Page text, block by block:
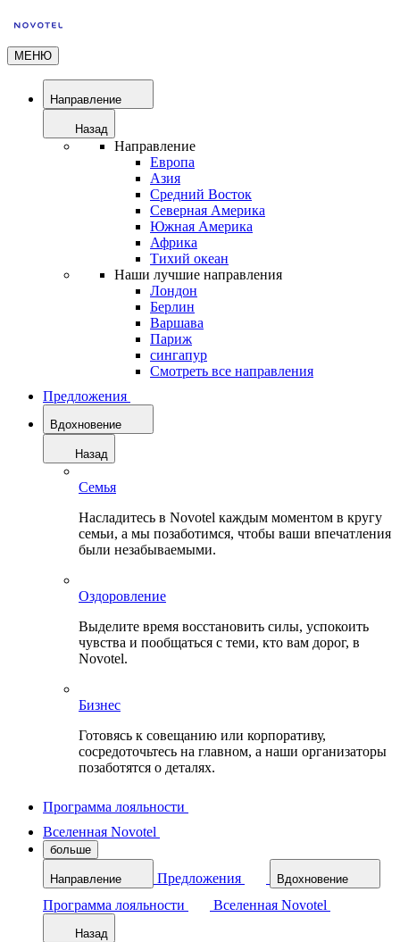
МЕНЮ
Направление
Назад
Направление
Европа
Азия
Средний Восток
Северная Америка
Южная Америка
Африка
Тихий океан
Наши лучшие направления
Лондон
Берлин
Варшава
Париж
сингапур
Смотреть все направления
Предложения
Вдохновение
Назад
Семья
Насладитесь в Novotel каждым моментом в кругу
семьи, а мы позаботимся, чтобы ваши впечатления
были незабываемыми.
Оздоровление
Выделите время восстановить силы, успокоить
чувства и пообщаться с теми, кто вам дорог, в
Novotel.
Бизнес
Готовясь к совещанию или корпоративу,
сосредоточьтесь на главном, а наши организаторы
позаботятся о деталях.
Программа лояльности
Вселенная Novotel
больше
Направление Предложения Вдохновение
Программа лояльности Вселенная Novotel
Назад